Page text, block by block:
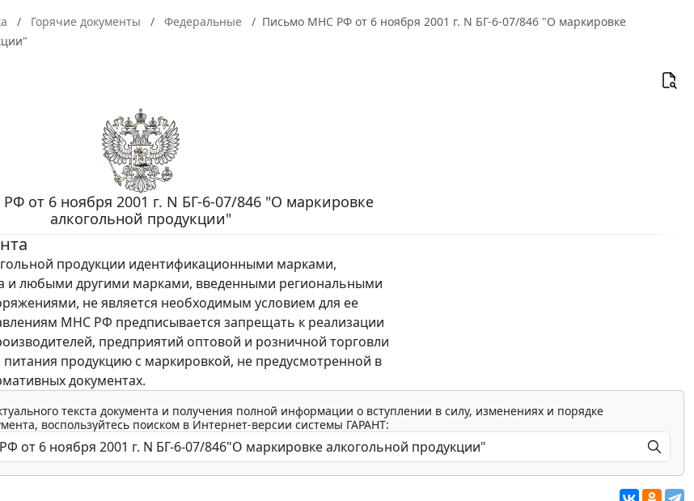
Горячие документы Федеральные
Письмо МНС РФ от 6 ноября 2001 г. N БГ-6-07/846 "О маркировке
от 6 ноября 2001 г. N БГ-6-07/846 "О маркировке
алкогольной продукции"
продукции идентификационными марками,
и любыми другими марками, введенными региональными
не является необходимым условием для ее
МНС РФ предписывается запрещать к реализации
предприятий оптовой и розничной торговли
продукцию с маркировкой, не предусмотренной в
документах.
текста документа и получения полной информации о вступлении в силу, изменениях и порядке
воспользуйтесь поиском в Интернет-версии системы ГАРАНТ: